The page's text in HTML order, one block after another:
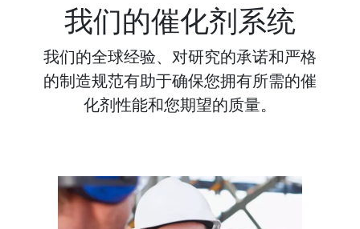
我们的催化剂系统
我们的全球经验、对研究的承诺和严格
的制造规范有助于确保您拥有所需的催
化剂性能和您期望的质量。